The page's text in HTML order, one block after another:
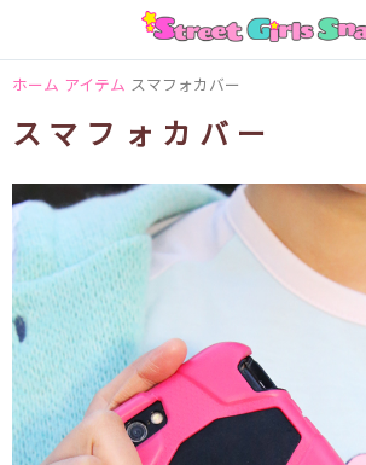
ホーム アイテム スマフォカバー
スマフォカバー